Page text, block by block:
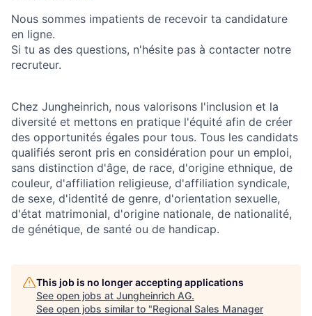
Nous sommes impatients de recevoir ta candidature
en ligne.
Si tu as des questions, n'hésite pas à contacter notre
recruteur.
Chez Jungheinrich, nous valorisons l'inclusion et la
diversité et mettons en pratique l'équité afin de créer
des opportunités égales pour tous. Tous les candidats
qualifiés seront pris en considération pour un emploi,
sans distinction d'âge, de race, d'origine ethnique, de
couleur, d'affiliation religieuse, d'affiliation syndicale,
de sexe, d'identité de genre, d'orientation sexuelle,
d'état matrimonial, d'origine nationale, de nationalité,
de génétique, de santé ou de handicap.
This job is no longer accepting applications
See open jobs at Jungheinrich AG.
See open jobs similar to "Regional Sales Manager